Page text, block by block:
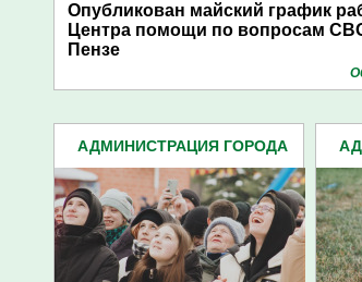
Опубликован майский график
Центра помощи по вопросам
Пензе
АДМИНИСТРАЦИЯ ГОРОДА